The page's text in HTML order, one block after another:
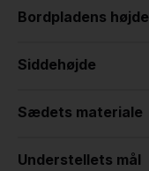
Bordpladens højde
Siddehøjde
Sædets materiale
Understellets mål